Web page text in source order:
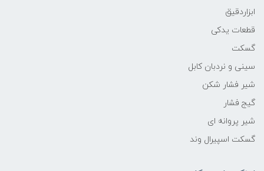
ابزاردقیق
قطعات یدکی
گسکت
سینی و نردبان کابل
شیر فشار شکن
گیج فشار
شیر پروانه ای
گسکت اسپیرال وند